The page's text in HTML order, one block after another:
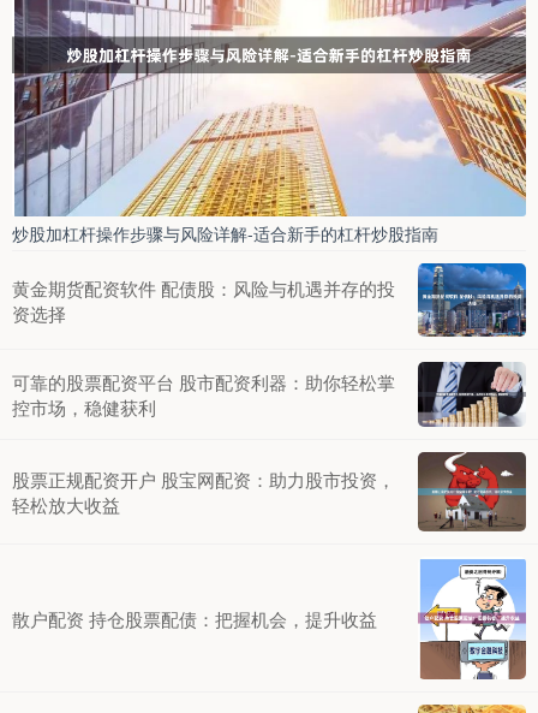
炒股加杠杆操作步骤与风险详解-适合新手的杠杆炒股指南
黄金期货配资软件 配债股：风险与机遇并存的投
资选择
可靠的股票配资平台 股市配资利器：助你轻松掌
控市场，稳健获利
股票正规配资开户 股宝网配资：助力股市投资，
轻松放大收益
散户配资 持仓股票配债：把握机会，提升收益